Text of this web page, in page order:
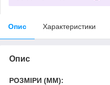
Опис Характеристики
Опис
РОЗМІРИ (MM):